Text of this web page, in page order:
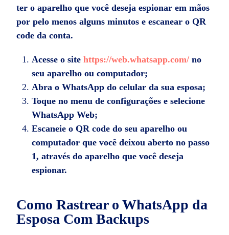
ter o aparelho que você deseja espionar em mãos
por pelo menos alguns minutos e escanear o QR
code da conta.
Acesse o sitehttps://web.whatsapp.com/ no
seu aparelho ou computador;
Abra o WhatsApp do celular da sua esposa;
Toque no menu de configurações e selecione
WhatsApp Web;
Escaneie o QR code do seu aparelho ou
computador que você deixou aberto no passo
1, através do aparelho que você deseja
espionar.
Como Rastrear o WhatsApp da
Esposa Com Backups